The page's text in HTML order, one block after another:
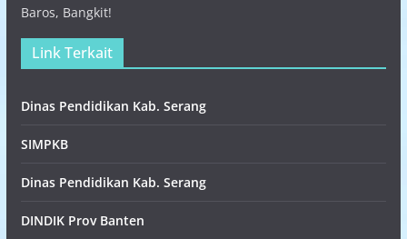
Baros, Bangkit!
Link Terkait
Dinas Pendidikan Kab. Serang
SIMPKB
Dinas Pendidikan Kab. Serang
DINDIK Prov Banten